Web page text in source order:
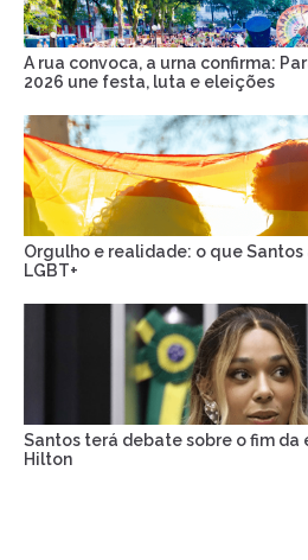
A rua convoca, a urna confirma:
2026 une festa, luta e eleições
Orgulho e realidade: o que
LGBT+
Santos terá debate sobre o fim da
Hilton